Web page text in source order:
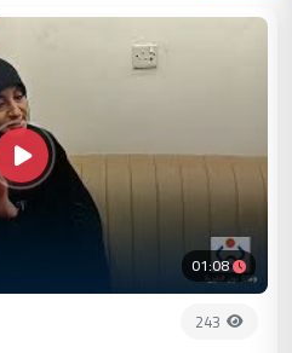
01:08
243